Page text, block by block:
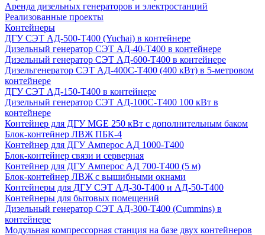
Аренда дизельных генераторов и электростанций
Реализованные проекты
Контейнеры
ДГУ СЭТ АД-500-Т400 (Yuchai) в контейнере
Дизельный генератор СЭТ АД-40-Т400 в контейнере
Дизельный генератор СЭТ АД-600-Т400 в контейнере
Дизельгенератор СЭТ АД-400С-Т400 (400 кВт) в 5-метровом
контейнере
ДГУ СЭТ АД-150-Т400 в контейнере
Дизельный генератор СЭТ АД-100С-Т400 100 кВт в
контейнере
Контейнер для ДГУ MGE 250 кВт с дополнительным баком
Блок-контейнер ЛВЖ ПБК-4
Контейнер для ДГУ Амперос АД 1000-Т400
Блок-контейнер связи и серверная
Контейнер для ДГУ Амперос АД 700-Т400 (5 м)
Блок-контейнер ЛВЖ с вышибными окнами
Контейнеры для ДГУ СЭТ АД-30-Т400 и АД-50-Т400
Контейнеры для бытовых помещений
Дизельный генератор СЭТ АД-300-Т400 (Cummins) в
контейнере
Модульная компрессорная станция на базе двух контейнеров